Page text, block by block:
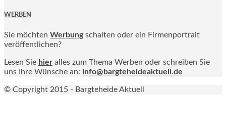
WERBEN
Sie möchten Werbung schalten oder ein Firmenportrait
veröffentlichen?
Lesen Sie hier alles zum Thema Werben oder schreiben Sie
uns Ihre Wünsche an: info@bargteheideaktuell.de
© Copyright 2015 - Bargteheide Aktuell